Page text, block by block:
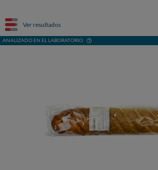
Ver resultados
ANALIZADO EN EL LABORATORIO